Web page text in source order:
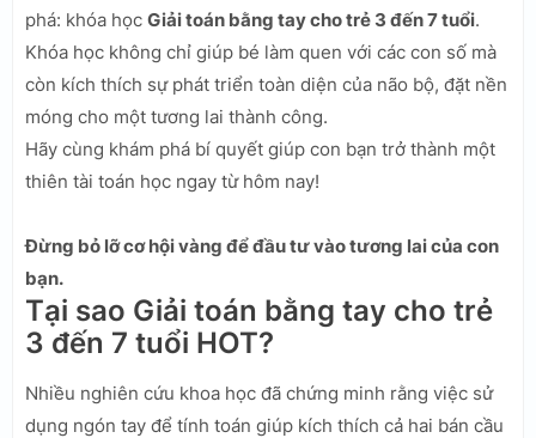
phá: khóa học Giải toán bằng tay cho trẻ 3 đến 7 tuổi.
Khóa học không chỉ giúp bé làm quen với các con số mà
còn kích thích sự phát triển toàn diện của não bộ, đặt nền
móng cho một tương lai thành công.
Hãy cùng khám phá bí quyết giúp con bạn trở thành một
thiên tài toán học ngay từ hôm nay!
Đừng bỏ lỡ cơ hội vàng để đầu tư vào tương lai của con
bạn.
Tại sao Giải toán bằng tay cho trẻ
3 đến 7 tuổi HOT?
Nhiều nghiên cứu khoa học đã chứng minh rằng việc sử
dụng ngón tay để tính toán giúp kích thích cả hai bán cầu